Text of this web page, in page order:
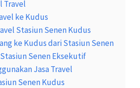
Travel
ke Kudus
Stasiun Senen Kudus
ke Kudus dari Stasiun Senen
Senen Eksekutif
Jasa Travel
Senen Kudus